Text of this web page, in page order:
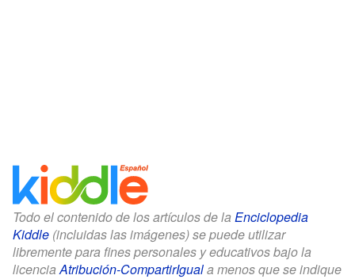
Todo el contenido de los artículos de la Enciclopedia
Kiddle (incluidas las imágenes) se puede utilizar
libremente para fines personales y educativos bajo la
licencia Atribución-CompartirIguala menos que se indique